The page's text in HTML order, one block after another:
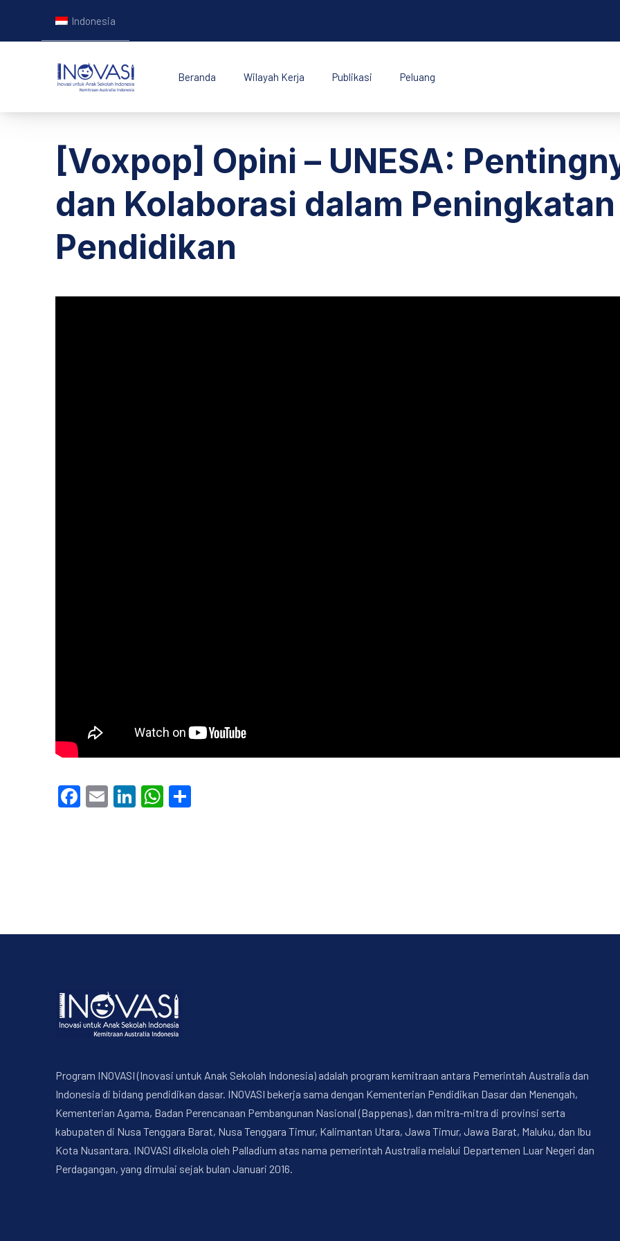
Indonesia
INOVASI - Untuk Anak Indonesia
Beranda Wilayah Kerja Publikasi Peluang
[Voxpop] Opini – UNESA:
dan Kolaborasi dalam
Pendidikan
Facebook
EmailLinkedInWhatsApp
Program INOVASI (Inovasi untuk Anak Sekolah Indonesia) adalah program kemitraan antara Pemerintah Australia dan
Indonesia di bidang pendidikan dasar. INOVASI bekerja sama dengan Kementerian Pendidikan Dasar dan Menengah,
Kementerian Agama, Badan Perencanaan Pembangunan Nasional (Bappenas), dan mitra-mitra di provinsi serta
kabupaten di Nusa Tenggara Barat, Nusa Tenggara Timur, Kalimantan Utara, Jawa Timur, Jawa Barat, Maluku, dan Ibu
Kota Nusantara. INOVASI dikelola oleh Palladium atas nama pemerintah Australia melalui Departemen Luar Negeri dan
Perdagangan, yang dimulai sejak bulan Januari 2016.
PREVIOUS